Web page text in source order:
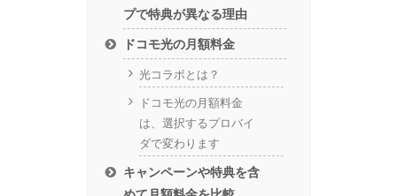
プで特典が異なる理由
ドコモ光の月額料金
光コラボとは？
ドコモ光の月額料金
は、選択するプロバイ
ダで変わります
キャンペーンや特典を含